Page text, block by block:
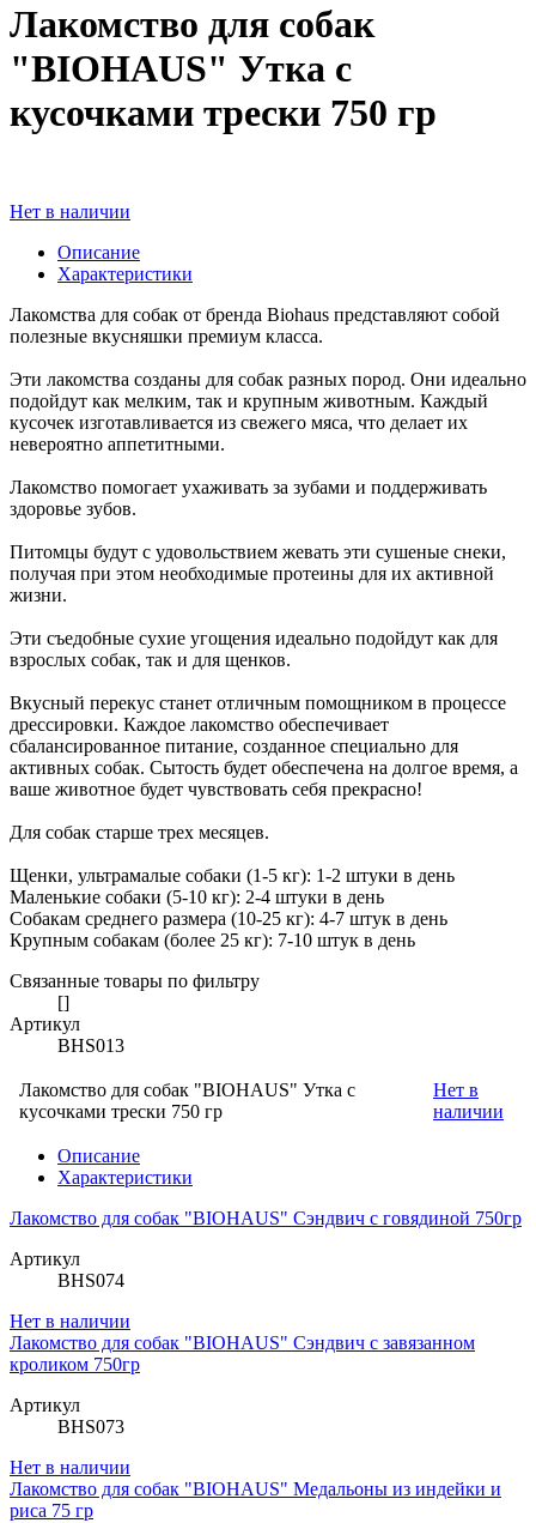
Лакомство для собак
"BIOHAUS" Утка с
кусочками трески 750 гр
Нет в наличии
Описание
Характеристики
Лакомства для собак от бренда Вiohaus представляют собой
полезные вкусняшки премиум класса.
Эти лакомства созданы для собак разных пород. Они идеально
подойдут как мелким, так и крупным животным. Каждый
кусочек изготавливается из свежего мяса, что делает их
невероятно аппетитными.
Лакомство помогает ухаживать за зубами и поддерживать
здоровье зубов.
Питомцы будут с удовольствием жевать эти сушеные снеки,
получая при этом необходимые протеины для их активной
жизни.
Эти съедобные сухие угощения идеально подойдут как для
взрослых собак, так и для щенков.
Вкусный перекус станет отличным помощником в процессе
дрессировки. Каждое лакомство обеспечивает
сбалансированное питание, созданное специально для
активных собак. Сытость будет обеспечена на долгое время, а
ваше животное будет чувствовать себя прекрасно!
Для собак старше трех месяцев.
Щенки, ультрамалые собаки (1-5 кг): 1-2 штуки в день
Маленькие собаки (5-10 кг): 2-4 штуки в день
Собакам среднего размера (10-25 кг): 4-7 штук в день
Крупным собакам (более 25 кг): 7-10 штук в день
Связанные товары по фильтру
[]
Артикул
BHS013
Лакомство для собак "BIOHAUS" Утка с
кусочками трески 750 гр
Нет в
наличии
Описание
Характеристики
Лакомство для собак "BIOHAUS" Сэндвич с говядиной 750гр
Артикул
BHS074
Нет в наличии
Лакомство для собак "BIOHAUS" Сэндвич с завязанном
кроликом 750гр
Артикул
BHS073
Нет в наличии
Лакомство для собак "BIOHAUS" Медальоны из индейки и
риса 75 гр